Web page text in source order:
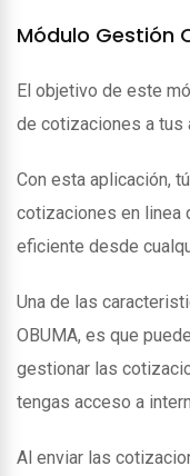
Módulo Gestión
El objetivo de este
de cotizaciones a tus
Con esta aplicación,
cotizaciones en linea
eficiente desde
Una de las
OBUMA, es que
gestionar las
tengas acceso a
Al enviar las